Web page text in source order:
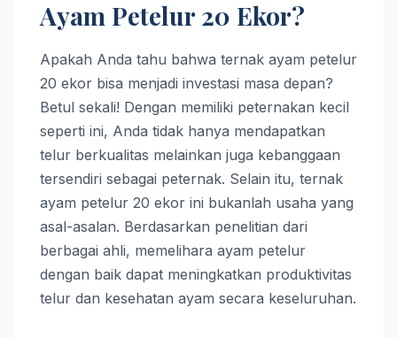
Ayam Petelur 20 Ekor?
Apakah Anda tahu bahwa ternak ayam petelur
20 ekor bisa menjadi investasi masa depan?
Betul sekali! Dengan memiliki peternakan kecil
seperti ini, Anda tidak hanya mendapatkan
telur berkualitas melainkan juga kebanggaan
tersendiri sebagai peternak. Selain itu, ternak
ayam petelur 20 ekor ini bukanlah usaha yang
asal-asalan. Berdasarkan penelitian dari
berbagai ahli, memelihara ayam petelur
dengan baik dapat meningkatkan produktivitas
telur dan kesehatan ayam secara keseluruhan.